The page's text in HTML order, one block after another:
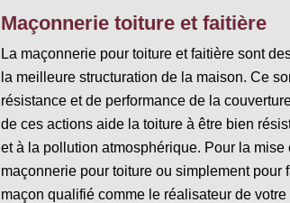
Maçonnerie toiture et faitière
La maçonnerie pour toiture et faitière sont
la meilleure structuration de la maison. Ce
résistance et de performance de la
de ces actions aide la toiture à être bien
et à la pollution atmosphérique. Pour la
maçonnerie pour toiture ou simplement
maçon qualifié comme le réalisateur de votre